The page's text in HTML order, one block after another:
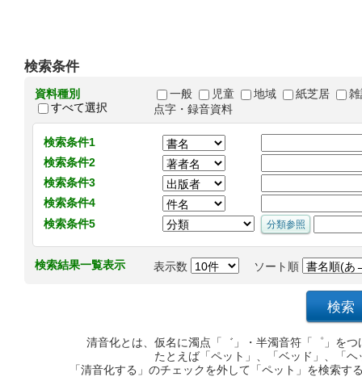
検索条件
資料種別
すべて選択
一般 児童 地域 紙芝居
点字・録音資料
検索条件1
検索条件2
検索条件3
検索条件4
検索条件5
検索結果一覧表示 表示数 ソート順
清音化とは、仮名に濁点「゛」・半濁音符「゜」を
たとえば「ペット」、「ベッド」、「
「清音化する」のチェックを外して「ペット」を検索